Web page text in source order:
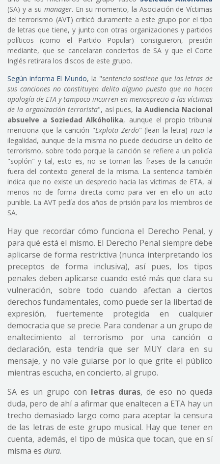
(SA) y a su manager. En su momento, la Asociación de Víctimas
del terrorismo (AVT) criticó duramente a este grupo por el tipo
de letras que tiene, y junto con otras organizaciones y partidos
políticos (como el Partido Popular) consiguieron, presión
mediante, que se cancelaran conciertos de SA y que el Corte
Inglés retirara los discos de este grupo.
Según informa El Mundo, la "sentencia sostiene que las letras de
sus canciones no constituyen delito alguno puesto que no hacen
apología de ETA y tampoco incurren en menosprecio a las víctimas
de la organización terrorista", así pues, la Audiencia Nacional
absuelve a Soziedad Alkóholika, aunque el propio tribunal
menciona que la canción "Explota Zerdo" (lean la letra)roza la
ilegalidad, aunque de la misma no puede deducirse un delito de
terrorismo, sobre todo porque la canción se refiere a un policía
"soplón" y tal, esto es, no se toman las frases de la canción
fuera del contexto general de la misma. La sentencia también
indica que no existe un desprecio hacia las víctimas de ETA, al
menos no de forma directa como para ver en ello un acto
punible. La AVT pedía dos años de prisión para los miembros de
SA.
Hay que recordar cómo funciona el Derecho Penal, y
para qué está el mismo. El Derecho Penal siempre debe
aplicarse de forma restrictiva (nunca interpretando los
preceptos de forma inclusiva), así pues, los tipos
penales deben aplicarse cuando esté más que clara su
vulneración, sobre todo cuando afectan a ciertos
derechos fundamentales, como puede ser la libertad de
expresión, fuertemente protegida en cualquier
democracia que se precie. Para condenar a un grupo de
enaltecimiento al terrorismo por una canción o
declaración, esta tendría que ser MUY clara en su
mensaje, y no vale guiarse por lo que grite el público
mientras escucha, en concierto, al grupo.
SA es un grupo con letras duras, de eso no queda
duda, pero de ahí a afirmar que enaltecen a ETA hay un
trecho demasiado largo como para aceptar la censura
de las letras de este grupo musical. Hay que tener en
cuenta, además, el tipo de música que tocan, que en sí
misma es dura.